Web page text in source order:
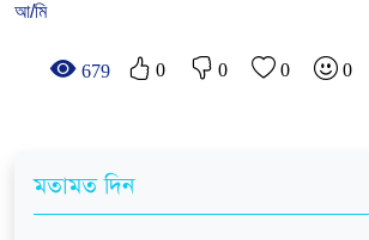
আ/মি
679 0 0 0 0
মতামত দিন